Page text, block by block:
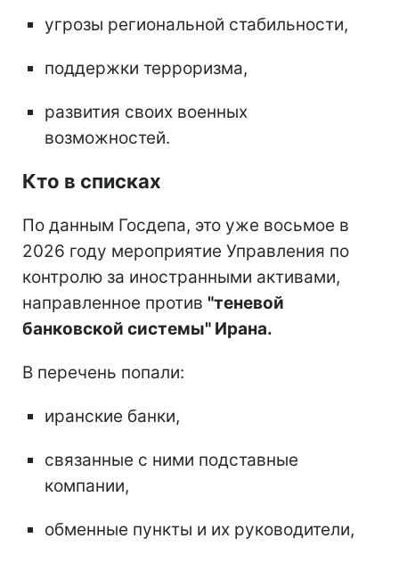
угрозы региональной стабильности,
поддержки терроризма,
развития своих военных
возможностей.
Кто в списках
По данным Госдепа, это уже восьмое в
2026 году мероприятие Управления по
контролю за иностранными активами,
направленное против "теневой
банковской системы" Ирана.
В перечень попали:
иранские банки,
связанные с ними подставные
компании,
обменные пункты и их руководители,